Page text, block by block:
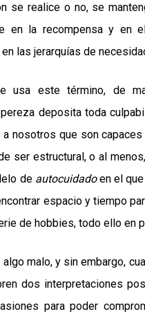
se realice o no, se
en la recompensa y en
las jerarquías de
usa este término, de
deposita toda
nosotros que son
ser estructural, o al
de autocuidadoen el
espacio y tiempo
de hobbies, todo ello en
algo malo, y sin embargo,
dos interpretaciones
para poder